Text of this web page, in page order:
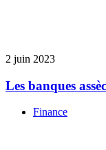
2 juin 2023
Les banques
Finance